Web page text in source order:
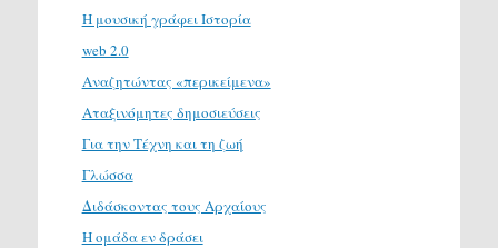
H μουσική γράφει Ιστορία
web 2.0
Αναζητώντας «περικείμενα»
Αταξινόμητες δημοσιεύσεις
Για την Τέχνη και τη ζωή
Γλώσσα
Διδάσκοντας τους Αρχαίους
Η ομάδα εν δράσει